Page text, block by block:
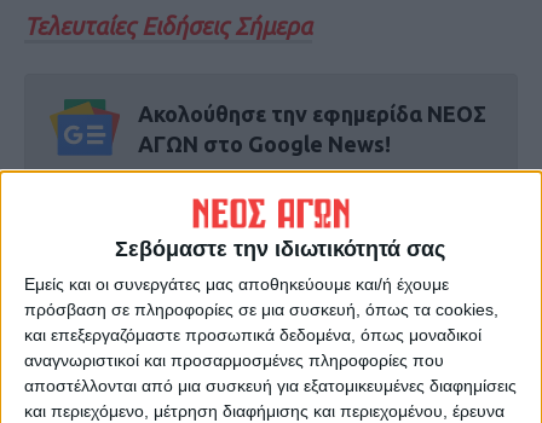
Σεβόμαστε την ιδιωτικότητά σας
Εμείς και οι συνεργάτες μας αποθηκεύουμε και/ή έχουμε
πρόσβαση σε πληροφορίες σε μια συσκευή, όπως τα cookies,
και επεξεργαζόμαστε προσωπικά δεδομένα, όπως μοναδικοί
αναγνωριστικοί και προσαρμοσμένες πληροφορίες που
αποστέλλονται από μια συσκευή για εξατομικευμένες διαφημίσεις
και περιεχόμενο, μέτρηση διαφήμισης και περιεχομένου, έρευνα
Τελευταίες Ειδήσεις Σήμερα
Ακολούθησε την εφημερίδα ΝΕΟΣ
ΑΓΩΝ στο Google News!
Καρδίτσας και ευρύτερα της Θεσσαλίας
ΠΡΟΗΓΟΥΜΕΝΟ ΑΡΘΡΟ
Στη Λάρισα ο Πρωθυπουργός,
θα εγκαινιάσει το Κέντρο
Πολιτικής Προστασίας στην
Περιφέρεια
ΕΠΟΜΕΝΟ ΑΡΘΡΟ
Ποιό είναι το μήνυμά σας
προς τους μαθητές που
διαγωνίζονται στις
Πανελλαδικές;